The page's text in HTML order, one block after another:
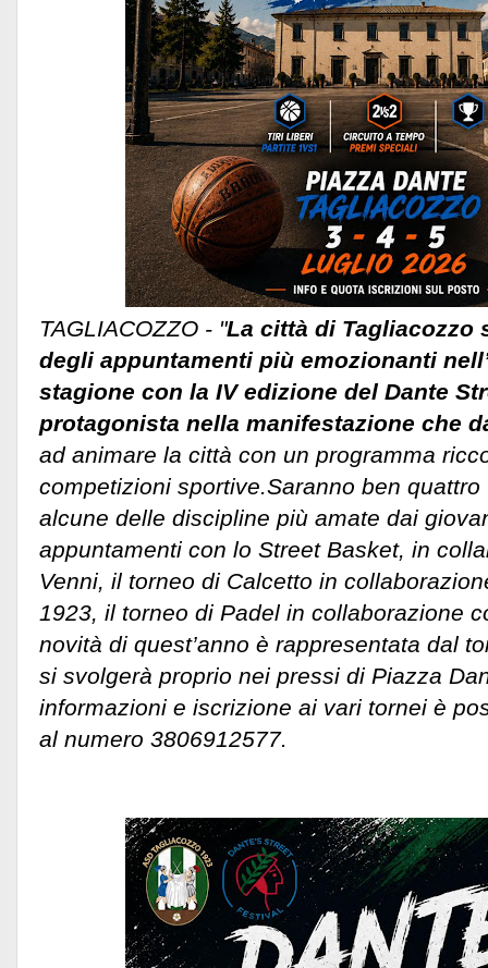
TAGLIACOZZO - "La città di Tagliacozzo
degli appuntamenti più emozionanti
stagione con la IV edizione del Dante
protagonista nella manifestazione che
ad animare la città con un programma
competizioni sportive.Saranno ben
alcune delle discipline più amate dai
appuntamenti con lo Street Basket, in
Venni, il torneo di Calcetto in
1923, il torneo di Padel in collaborazione
novità di quest’anno è rappresentata dal
si svolgerà proprio nei pressi di Piazza
informazioni e iscrizione ai vari tornei è
al numero 3806912577.